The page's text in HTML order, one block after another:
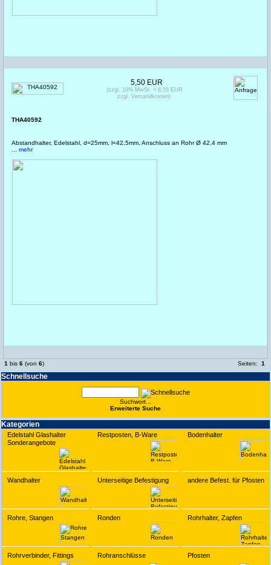
Schnell­suche
Suchwort...
Erwei­terte Suche
Kate­gorien
Edelstahl Glashalter
Sonderangebote
Restposten, B-Ware Bodenhalter
Wandhalter Unterseitige Befestigung andere Befest. für Pfosten
Rohre, Stangen Ronden Rohrhalter, Zapfen
Rohrverbinder, Fittings Rohranschlüsse Pfosten
THA40592
Abstandhalter, Edelstahl, d=25mm, l=42,5mm, Anschluss an Rohr Ø 42,4 mm
... mehr
5,50 EUR
(zzgl. 19% MwSt. = 6,55 EUR
zzgl. Versandkosten)
1 bis 6 (von 6) Seiten: 1